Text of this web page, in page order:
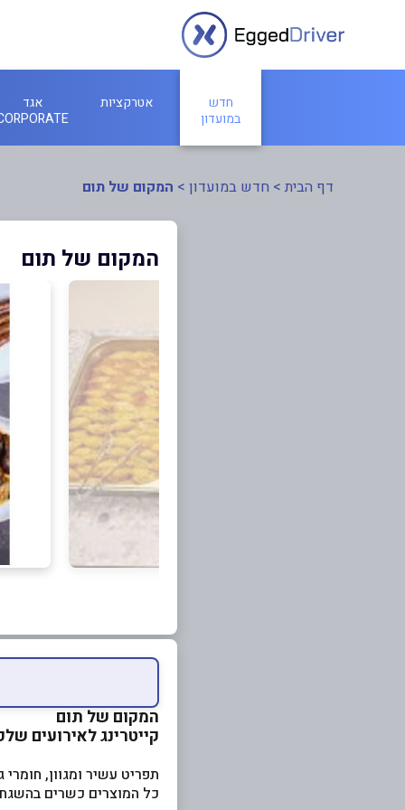
חדש
במועדון
אטרקציות
אגד
דף הבית > חדש במועדון > המקום של תום
המקום של תום
המקום של תום
קייטרינג לאירועים
תפריט עשיר ומגוון,
כל המוצרים כשרים